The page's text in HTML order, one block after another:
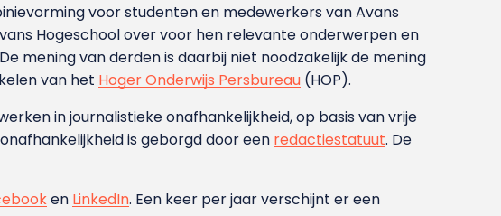
voor studenten en medewerkers van Avans
Hogeschool over voor hen relevante onderwerpen en
mening van derden is daarbij niet noodzakelijk de mening
van het Hoger Onderwijs Persbureau (HOP).
in journalistieke onafhankelijkheid, op basis van vrije
is geborgd door een redactiestatuut. De
en LinkedIn. Een keer per jaar verschijnt er een